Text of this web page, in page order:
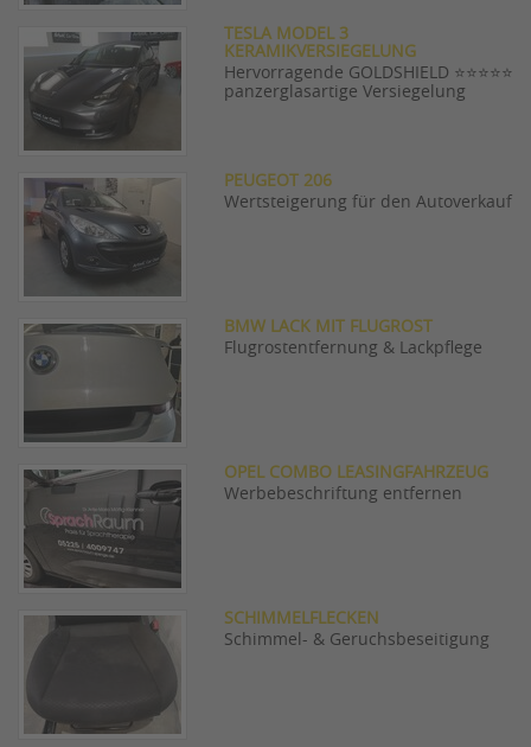
TESLA MODEL 3
KERAMIKVERSIEGELUNG
Hervorragende GOLDSHIELD ⭐⭐⭐⭐⭐
panzerglasartige Versiegelung
PEUGEOT 206
Wertsteigerung für den Autoverkauf
BMW LACK MIT FLUGROST
Flugrostentfernung & Lackpflege
OPEL COMBO LEASINGFAHRZEUG
Werbebeschriftung entfernen
SCHIMMELFLECKEN
Schimmel- & Geruchsbeseitigung